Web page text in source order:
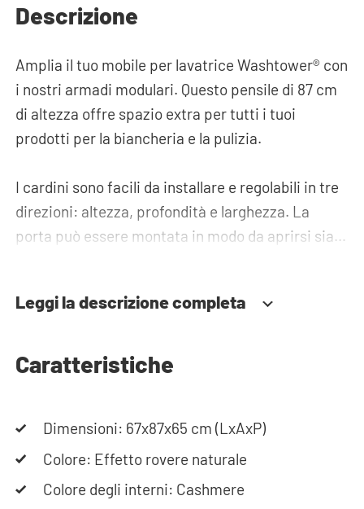
Descrizione
Amplia il tuo mobile per lavatrice Washtower® con
i nostri armadi modulari. Questo pensile di 87 cm
di altezza offre spazio extra per tutti i tuoi
prodotti per la biancheria e la pulizia.
I cardini sono facili da installare e regolabili in tre
direzioni: altezza, profondità e larghezza. La
porta può essere montata in modo da aprirsi sia a
fluido e silenzioso, senza che rimanga aperta o
creare il mobile ideale per la tua lavatrice. Il
nostro team è sempre disponibile ad assisterti
telefonicamente o via e-mail.
Leggi la descrizione completa
Caratteristiche
Dimensioni: 67x87x65 cm (LxAxP)
Colore: Effetto rovere naturale
Colore degli interni: Cashmere